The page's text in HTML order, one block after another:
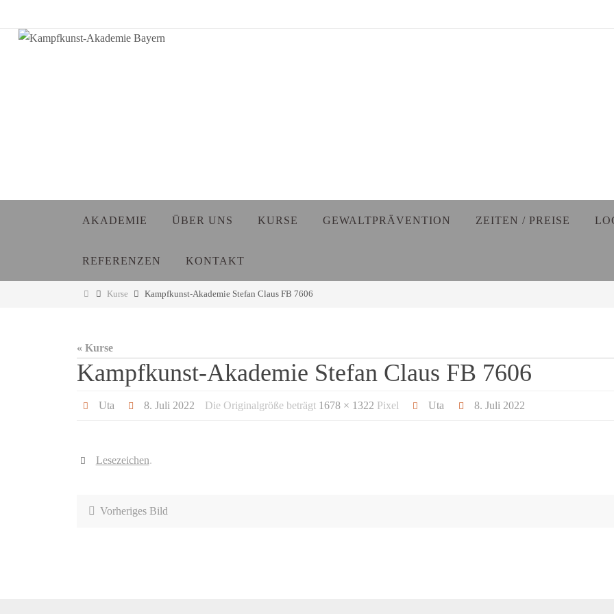
Inhalt
AKADEMIE ÜBER UNS KURSE GEWALTPRÄVENTION ZEITEN / PREISE
REFERENZEN KONTAKT
StartKurse Kampfkunst-Akademie Stefan Claus FB 7606
« Kurse
Kampfkunst-Akademie Stefan Claus FB 7606
Uta 8. Juli 2022 Die Originalgröße beträgt 1678 × 1322 Pixel Uta 8. Juli 2022
Lesezeichen.
Vorheriges Bild